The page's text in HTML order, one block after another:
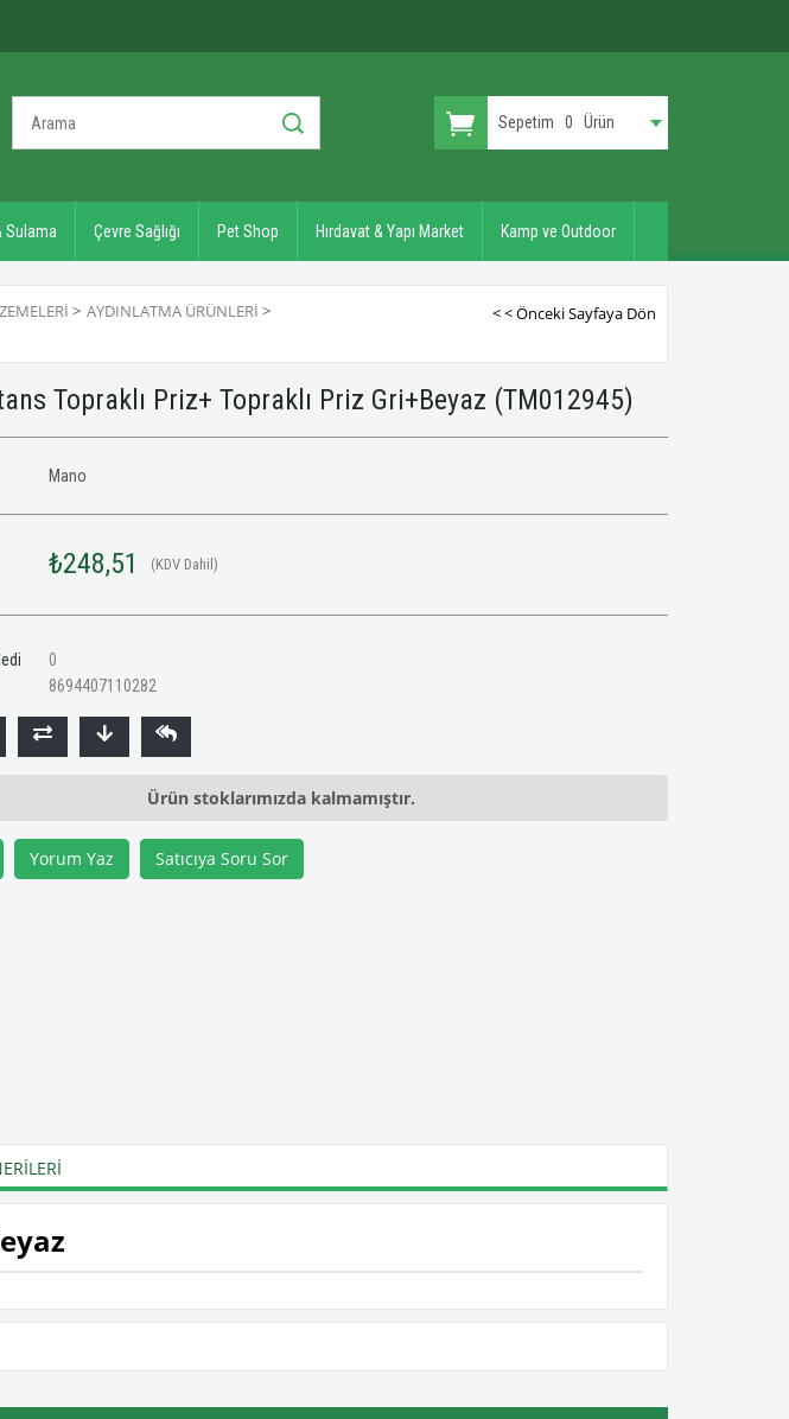
Sepetim 0 Ürün
Sulama Çevre Sağlığı Pet Shop Hırdavat & Yapı Market Kamp ve Outdoor
> AYDINLATMA ÜRÜNLERI >
< < Önceki Sayfaya Dön
Topraklı Priz+ Topraklı Priz Gri+Beyaz (TM012945)
Mano
₺248,51 (KDV Dahil)
0
8694407110282
Ürün stoklarımızda kalmamıştır.
Yorum Yaz Satıcıya Soru Sor